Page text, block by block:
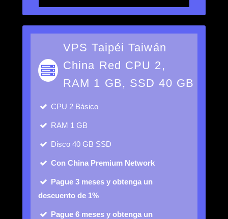
VPS Taipéi Taiwán
China Red CPU 2,
RAM 1 GB, SSD 40 GB
CPU 2 Básico
RAM 1 GB
Disco 40 GB SSD
Con China Premium Network
Pague 3 meses y obtenga un
descuento de 1%
Pague 6 meses y obtenga un